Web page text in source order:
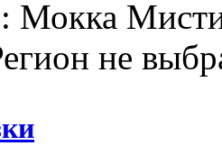
Мокка
не